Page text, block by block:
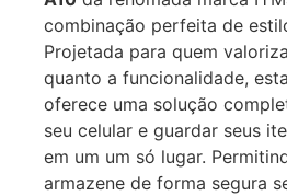
combinação perfeita de
Projetada para quem
quanto a funcionalidade,
oferece uma solução
seu celular e guardar seus
em um um só lugar.
armazene de forma segura